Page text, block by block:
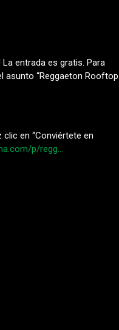
entrada es gratis. Para
asunto “Reggaeton Rooftop
en “Conviértete en
p/regg…